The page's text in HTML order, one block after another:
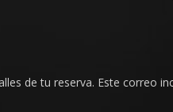
de tu reserva. Este correo